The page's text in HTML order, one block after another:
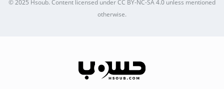
© 2025 Hsoub.Content licensed underCC BY-NC-SA 4.0unless mentioned
otherwise.